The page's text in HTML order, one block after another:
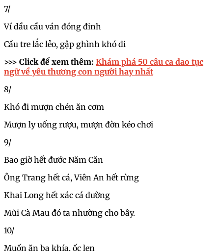
7/
Ví dầu cầu ván đóng đinh
Cầu tre lắc lẻo, gập ghình khó đi
>>> Click để xem thêm: Khám phá 50 câu ca dao tục
ngữ về yêu thương con người hay nhất
8/
Khó đi mượn chén ăn cơm
Mượn ly uống rượu, mượn đờn kéo chơi
9/
Bao giờ hết đước Năm Căn
Ông Trang hết cá, Viên An hết rừng
Khai Long hết xác cá đường
Mũi Cà Mau đó ta nhường cho bây.
10/
Muốn ăn ba khía, ốc len